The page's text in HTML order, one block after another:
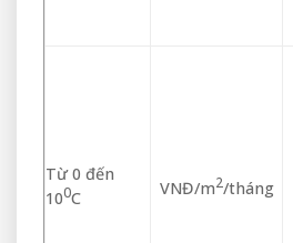
Từ 0 đến
100C VNĐ/m2/tháng